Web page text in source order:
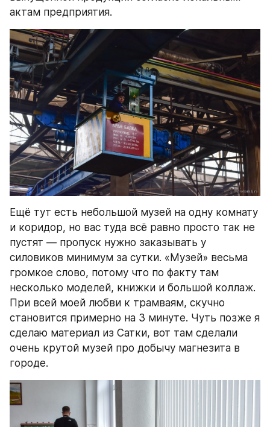
актам предприятия.
Ещё тут есть небольшой музей на одну комнату
и коридор, но вас туда всё равно просто так не
пустят — пропуск нужно заказывать у
силовиков минимум за сутки. «Музей» весьма
громкое слово, потому что по факту там
несколько моделей, книжки и большой коллаж.
При всей моей любви к трамваям, скучно
становится примерно на 3 минуте. Чуть позже я
сделаю материал из Сатки, вот там сделали
очень крутой музей про добычу магнезита в
городе.